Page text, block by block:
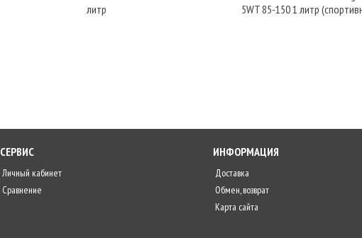
литр
5WT 85-150 1 литр
СЕРВИС
Личный кабинет
Сравнение
ИНФОРМАЦИЯ
Доставка
Обмен, возврат
Карта сайта